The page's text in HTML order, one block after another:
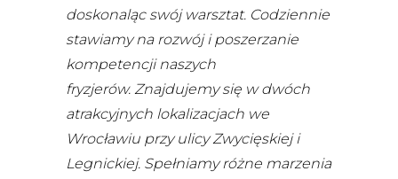
doskonaląc swój warsztat. Codziennie
stawiamy na rozwój i poszerzanie
kompetencji naszych
fryzjerów. Znajdujemy się w dwóch
atrakcyjnych lokalizacjach we
Wrocławiu przy ulicy Zwycięskiej i
Legnickiej. Spełniamy różne marzenia